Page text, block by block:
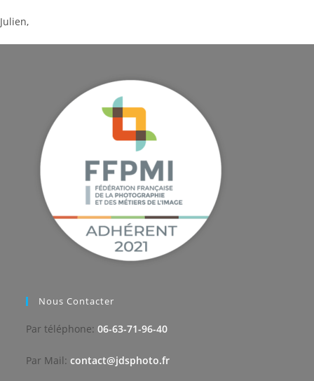
Julien,
Nous Contacter
Par téléphone:06-63-71-96-40
Par Mail:contact@jdsphoto.fr